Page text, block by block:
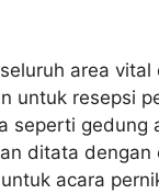
area
untuk resepsi
seperti gedung
ditata
acara